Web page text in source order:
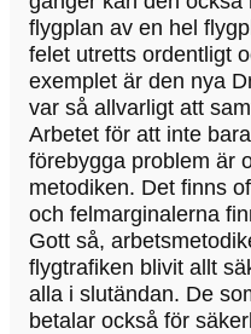
flygplan av en hel
felet utretts ordentligt
exemplet är den nya
var så allvarligt att
Arbetet för att inte
förebygga problem är
metodiken. Det finns
och felmarginalerna
Gott så,
flygtrafiken blivit allt
alla i slutändan. De
betalar också för